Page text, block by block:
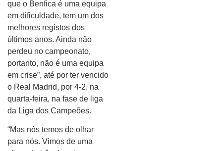
que o Benfica é uma equipa
em dificuldade, tem um dos
melhores registos dos
últimos anos. Ainda não
perdeu no campeonato,
portanto, não é uma equipa
em crise”, até por ter vencido
o Real Madrid, por 4-2, na
quarta-feira, na fase de liga
da Liga dos Campeões.
“Mas nós temos de olhar
para nós. Vimos de uma